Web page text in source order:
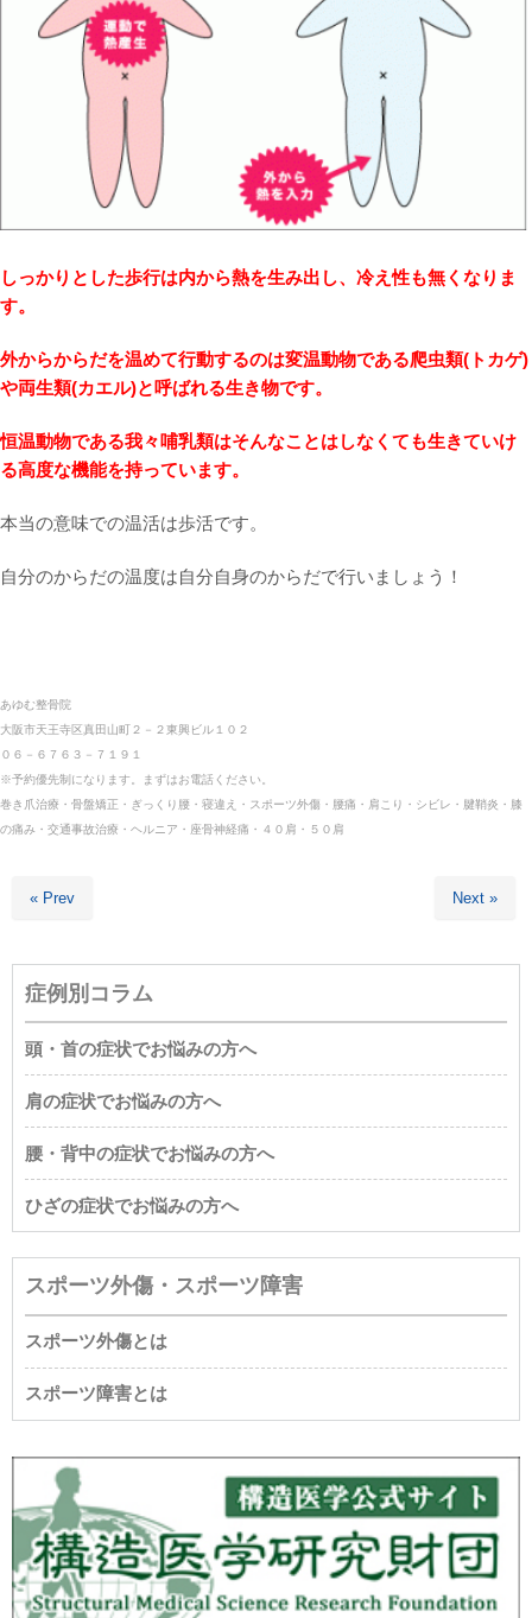
しっかりとした歩行は内から熱を生み出し、冷え性も無くなりま
す。
外からからだを温めて行動するのは変温動物である爬虫類(トカゲ)
や両生類(カエル)と呼ばれる生き物です。
恒温動物である我々哺乳類はそんなことはしなくても生きていけ
る高度な機能を持っています。
本当の意味での温活は歩活です。
自分のからだの温度は自分自身のからだで行いましょう！
あゆむ整骨院
大阪市天王寺区真田山町２－２東興ビル１０２
０６－６７６３－７１９１
※予約優先制になります。まずはお電話ください。
巻き爪治療・骨盤矯正・ぎっくり腰・寝違え・スポーツ外傷・ 腰痛・肩こり・シビレ・腱鞘炎・膝
の痛み・交通事故治療・ヘルニア・座骨神経痛・４０肩・５０肩
« Prev Next »
症例別コラム
頭・首の症状でお悩みの方へ
肩の症状でお悩みの方へ
腰・背中の症状でお悩みの方へ
ひざの症状でお悩みの方へ
スポーツ外傷・スポーツ障害
スポーツ外傷とは
スポーツ障害とは